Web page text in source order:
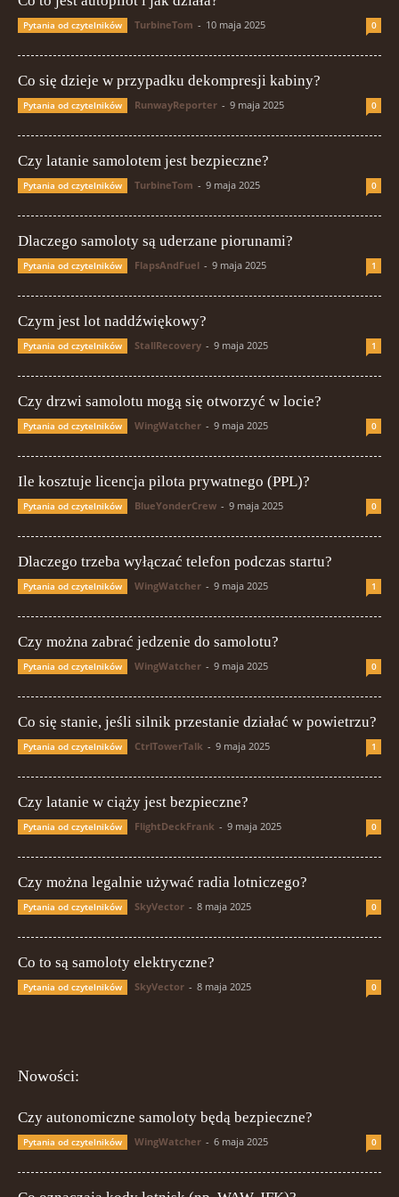
Pytania od czytelników TurbineTom - 10 maja 2025 0
Co się dzieje w przypadku dekompresji kabiny?
Pytania od czytelników RunwayReporter - 9 maja 2025 0
Czy latanie samolotem jest bezpieczne?
Pytania od czytelników TurbineTom - 9 maja 2025 0
Dlaczego samoloty są uderzane piorunami?
Pytania od czytelników FlapsAndFuel - 9 maja 2025 1
Czym jest lot naddźwiękowy?
Pytania od czytelników StallRecovery - 9 maja 2025 1
Czy drzwi samolotu mogą się otworzyć w locie?
Pytania od czytelników WingWatcher - 9 maja 2025 0
Ile kosztuje licencja pilota prywatnego (PPL)?
Pytania od czytelników BlueYonderCrew - 9 maja 2025 0
Dlaczego trzeba wyłączać telefon podczas startu?
Pytania od czytelników WingWatcher - 9 maja 2025 1
Czy można zabrać jedzenie do samolotu?
Pytania od czytelników WingWatcher - 9 maja 2025 0
Co się stanie, jeśli silnik przestanie działać w powietrzu?
Pytania od czytelników CtrlTowerTalk - 9 maja 2025 1
Czy latanie w ciąży jest bezpieczne?
Pytania od czytelników FlightDeckFrank - 9 maja 2025 0
Czy można legalnie używać radia lotniczego?
Pytania od czytelników SkyVector - 8 maja 2025 0
Co to są samoloty elektryczne?
Pytania od czytelników SkyVector - 8 maja 2025 0
Nowości:
Czy autonomiczne samoloty będą bezpieczne?
Pytania od czytelników WingWatcher - 6 maja 2025 0